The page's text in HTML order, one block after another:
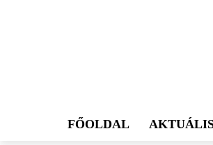
FŐOLDAL